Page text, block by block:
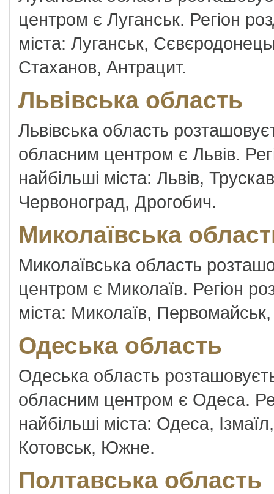
центром є Луганськ. Регіон
міста: Луганськ,
Стаханов, Антрацит.
Львівська область
Львівська область
обласним центром є Львів.
найбільші міста: Львів,
Червоноград, Дрогобич.
Миколаївська
Миколаївська область
центром є Миколаїв. Регіон
міста: Миколаїв,
Одеська область
Одеська область
обласним центром є Одеса.
найбільші міста: Одеса,
Котовськ, Южне.
Полтавська область